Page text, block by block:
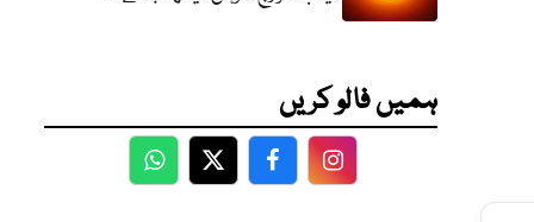
ہمیں فالو کریں
WhatsApp
TwitterFacebookFacebook